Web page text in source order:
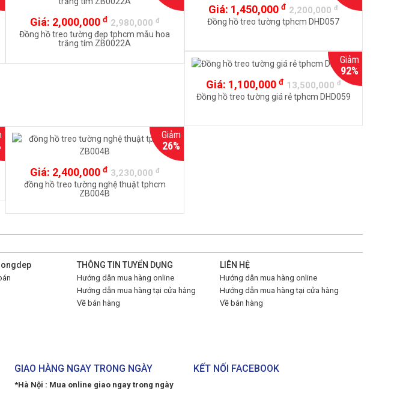
Giá: 2,000,000 đ 2,980,000 đ
Đồng hồ treo tường đẹp tphcm mẫu hoa
trắng tím ZB0022A
Giá: 1,450,000đ 2,200,000đ
Đồng hồ treo tường tphcm DHD057
Giảm
92%
Giá: 1,100,000 đ 13,500,000 đ
Đồng hồ treo tường giá rẻ tphcm DHD059
Giảm
26%
Giá: 2,400,000 đ 3,230,000 đ
đồng hồ treo tường nghệ thuật tphcm
ZB004B
THÔNG TIN TUYỂN DỤNG
Hướng dẫn mua hàng online
Hướng dẫn mua hàng tại cửa hàng
Về bán hàng
LIÊN HỆ
Hướng dẫn mua hàng online
Hướng dẫn mua hàng tại cửa hàng
Về bán hàng
GIAO HÀNG NGAY TRONG NGÀY
*Hà Nội : Mua online giao ngay trong ngày
KẾT NỐI FACEBOOK